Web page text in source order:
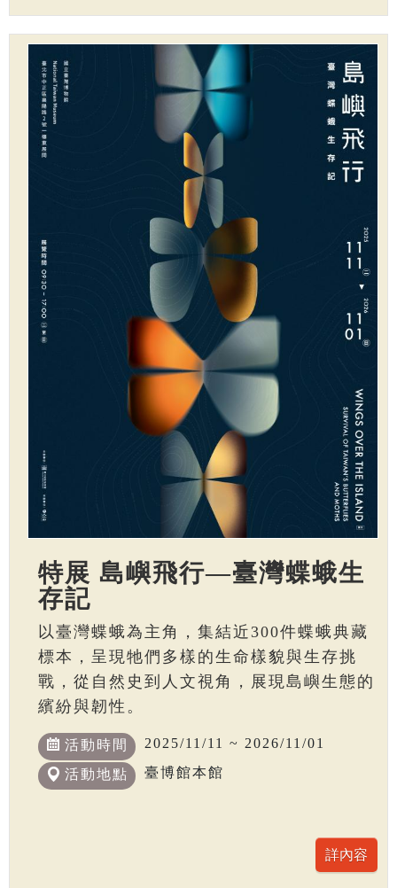
特展 島嶼飛行—臺灣蝶蛾生
存記
以臺灣蝶蛾為主角，集結近300件蝶蛾典藏
標本，呈現牠們多樣的生命樣貌與生存挑
戰，從自然史到人文視角，展現島嶼生態的
繽紛與韌性。
活動時間 2025/11/11 ~ 2026/11/01
活動地點 臺博館本館